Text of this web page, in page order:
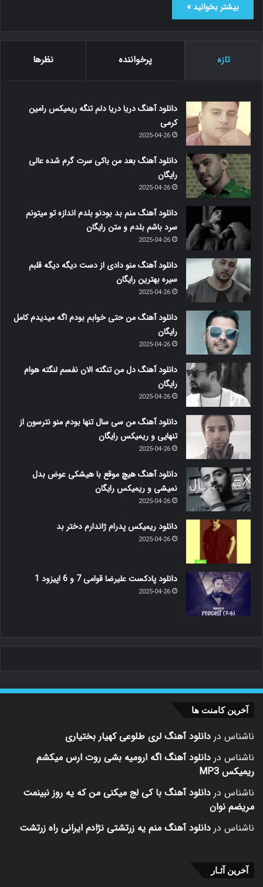
بیشتر بخوانید »
تازه پرخواننده نظرها
دانلود آهنگ دریا دریا دلم تنگه ریمیکس رامین
کرمی
2025-04-26
دانلود آهنگ بعد من باکی سرت گرم شده عالی
رایگان
2025-04-26
دانلود آهنگ منم بد بودنو بلدم اندازه تو میتونم
سرد باشم بلدم و متن رایگان
2025-04-26
دانلود آهنگ منو دادی از دست دیگه دیگه قلبم
سیره بهترین رایگان
2025-04-26
دانلود آهنگ من حتی خوابم بودم اگه میدیدم کامل
رایگان
2025-04-26
دانلود آهنگ دل من تنگته الان نفسم لنگته هوام
رایگان
2025-04-26
دانلود آهنگ من سی سال تنها بودم منو نترسون از
تنهایی و ریمیکس رایگان
2025-04-26
دانلود آهنگ هیچ موقع با هیشکی عوض بدل
نمیشی و ریمیکس رایگان
2025-04-26
دانلود ریمیکس پدرام ژاندارم دختر بد
2025-04-26
دانلود پادکست علیرضا قوامی 7 و 6 اپیزود 1
2025-04-26
آخرین کامنت ها
ناشناس در دانلود آهنگ لری طلوعی کهیار بختیاری
ناشناس در دانلود آهنگ اگه ارومیه بشی روت ارس میکشم
ریمیکس MP3
ناشناس در دانلود آهنگ با کی لج میکنی من که یه روز نبینمت
مریضم نوان
ناشناس در دانلود آهنگ منم یه زرتشتی نژادم ایرانی راه زرتشت
آخرین آثـار